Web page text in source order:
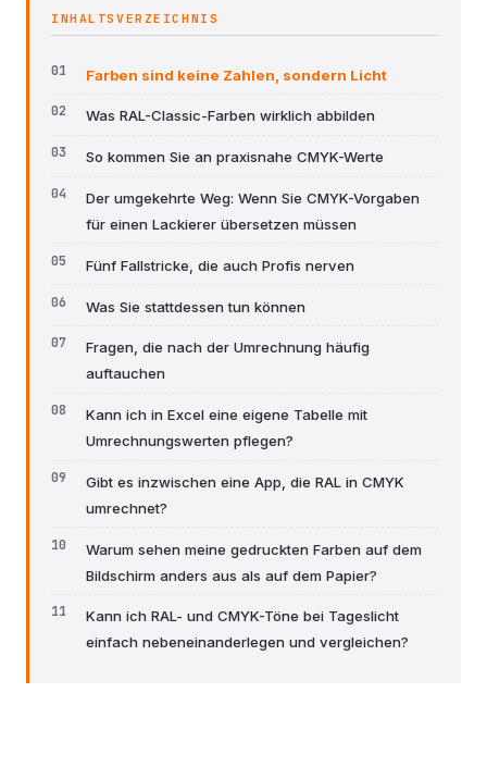
INHALTSVERZEICHNIS
Farben sind keine Zahlen, sondern Licht
Was RAL-Classic-Farben wirklich abbilden
So kommen Sie an praxisnahe CMYK-Werte
Der umgekehrte Weg: Wenn Sie CMYK-Vorgaben
für einen Lackierer übersetzen müssen
Fünf Fallstricke, die auch Profis nerven
Was Sie stattdessen tun können
Fragen, die nach der Umrechnung häufig
auftauchen
Kann ich in Excel eine eigene Tabelle mit
Umrechnungswerten pflegen?
Gibt es inzwischen eine App, die RAL in CMYK
umrechnet?
Warum sehen meine gedruckten Farben auf dem
Bildschirm anders aus als auf dem Papier?
Kann ich RAL- und CMYK-Töne bei Tageslicht
einfach nebeneinanderlegen und vergleichen?